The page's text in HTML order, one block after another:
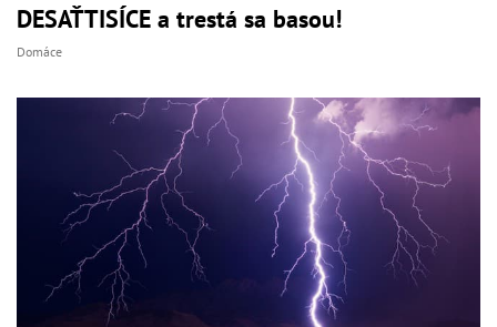
DESAŤTISÍCE a trestá sa basou!
Domáce